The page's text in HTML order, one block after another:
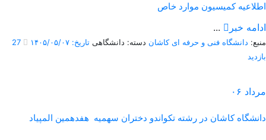
اطلاعیه کمیسیون موارد خاص
... ادامه خبر
منبع: دانشگاه فنی و حرفه ای کاشان دسته: دانشگاهی تاریخ: ۱۴۰۵/۰۵/۰۷
27
بازدید
۰۶ مرداد
دانشگاه کاشان در رشته تکواندو دختران سهمیه هفدهمین المپیاد